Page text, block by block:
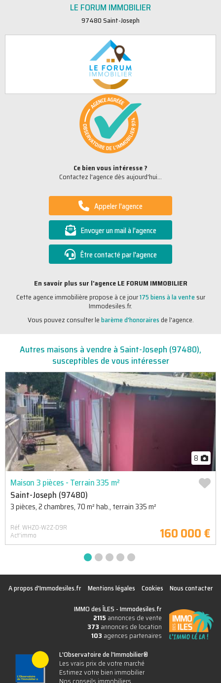
LE FORUM IMMOBILIER
97480 Saint-Joseph
Ce bien vous intéresse ?
Contactez l'agence dès aujourd'hui...
Appeler l'agence
Envoyer un mail à l'agence
Être contacté par l'agence
En savoir plus sur l'agence LE FORUM IMMOBILIER
Cette agence immobilière propose à ce jour175 biens à la vente sur
Immodesiles.fr.
Vous pouvez consulter lebarème d'honoraires de l'agence.
Autres maisons à vendre à Saint-Joseph (97480),
susceptibles de vous intéresser
8
Maison 3 pièces - Terrain 335 m²
Saint-Joseph (97480)
3 pièces, 2 chambres, 70 m² hab., terrain 335 m²
Réf. WHZO-W2Z-D9R
Act'immo 160 000 €
A propos d'Immodesiles.fr Mentions légales Cookies
Nous contacter
IMMO des ÎLES -Immodesiles.fr
2115 annonces de vente
373 annonces de location
103 agences partenaires
L'Observatoire de l'Immobilier®
Les vrais prix de votre marché
Estimez votre bien immobilier